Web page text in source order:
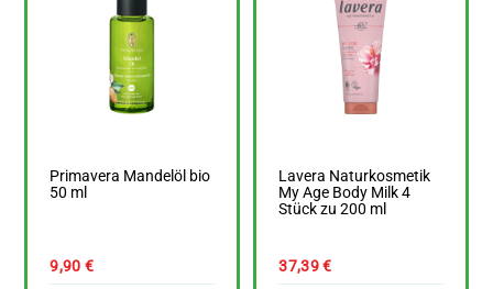
Primavera Mandelöl bio
50 ml
9,90 €
Lavera Naturkosmetik
My Age Body Milk 4
Stück zu 200 ml
37,39€